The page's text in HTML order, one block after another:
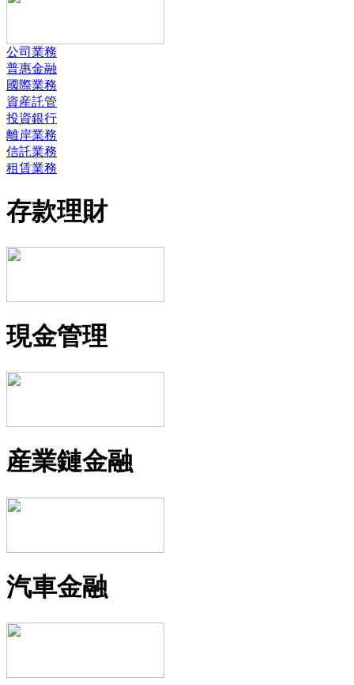
公司業務
普惠金融
國際業務
資産託管
投資銀行
離岸業務
信託業務
租賃業務
存款理財
現金管理
産業鏈金融
汽車金融